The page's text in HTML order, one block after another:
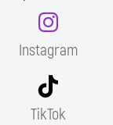
Instagram
TikTok